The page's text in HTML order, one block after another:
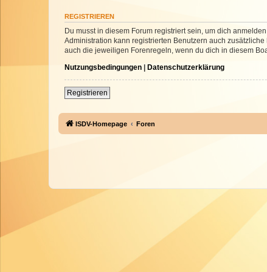
REGISTRIEREN
Du musst in diesem Forum registriert sein, um dich
Administration kann registrierten Benutzern auch
auch die jeweiligen Forenregeln, wenn du dich in diesem
Nutzungsbedingungen | Datenschutzerklärung
Registrieren
ISDV-Homepage Foren